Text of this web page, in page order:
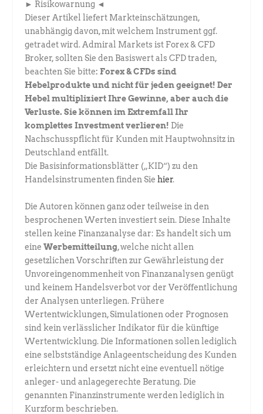
► Risikowarnung ◄
Dieser Artikel liefert Markteinschätzungen,
unabhängig davon, mit welchem Instrument ggf.
getradet wird. Admiral Markets ist Forex & CFD
Broker, sollten Sie den Basiswert als CFD traden,
beachten Sie bitte: Forex & CFDs sind
Hebelprodukte und nicht für jeden geeignet! Der
Hebel multipliziert Ihre Gewinne, aber auch die
Verluste. Sie können im Extremfall Ihr
komplettes Investment verlieren! Die
Nachschusspflicht für Kunden mit Hauptwohnsitz in
Deutschland entfällt.
Die Basisinformationsblätter („KID“) zu den
Handelsinstrumenten finden Sie hier.
Die Autoren können ganz oder teilweise in den
besprochenen Werten investiert sein. Diese Inhalte
stellen keine Finanzanalyse dar: Es handelt sich um
eineWerbemitteilung, welche nicht allen
gesetzlichen Vorschriften zur Gewährleistung der
Unvoreingenommenheit von Finanzanalysen genügt
und keinem Handelsverbot vor der Veröffentlichung
der Analysen unterliegen. Frühere
Wertentwicklungen, Simulationen oder Prognosen
sind kein verlässlicher Indikator für die künftige
Wertentwicklung. Die Informationen sollen lediglich
eine selbstständige Anlageentscheidung des Kunden
erleichtern und ersetzt nicht eine eventuell nötige
anleger- und anlagegerechte Beratung. Die
genannten Finanzinstrumente werden lediglich in
Kurzform beschrieben.